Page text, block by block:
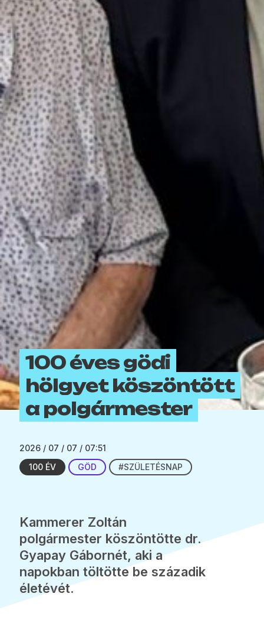
100 éves gödi
hölgyet köszöntött
a polgármester
2026 / 07 / 07 / 07:51
100 ÉV
GÖD #SZÜLETÉSNAP
Kammerer Zoltán
polgármester köszöntötte dr.
Gyapay Gábornét, aki a
napokban töltötte be századik
életévét.